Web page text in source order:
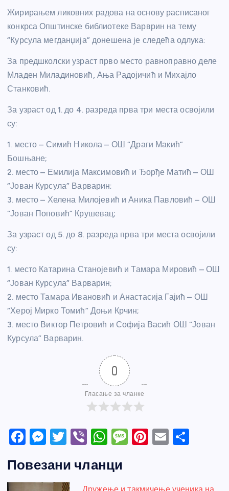
Жирирањем ликовних радова на основу расписаног
конкрса Општинске библиотеке Варврин на тему
“Курсула мегданџија” донешена је следећа одлука:
За предшколски узраст прво место равноправно деле
Младен Миладиновић, Ања Радојичић и Михајло
Станковић.
За узраст од 1. до 4. разреда прва три места освојили
су:
1. место – Симић Никола – ОШ “Драги Макић”
Бошњане;
2. место – Емилија Максимовић и Ђорђе Матић – ОШ
“Јован Курсула” Варварин;
3. место – Хелена Милојевић и Аника Павловић – ОШ
“Јован Поповић” Крушевац;
За узраст од 5. до 8. разреда прва три места освојили
су:
1. место Катарина Станојевић и Тамара Мировић – ОШ
“Јован Курсула” Варварин;
2. место Тамара Ивановић и Анастасија Гајић – ОШ
“Херој Мирко Томић” Доњи Крчин;
3. место Виктор Петровић и Софија Васић ОШ “Јован
Курсула” Варварин.
0
Гласање за чланке
F
c
e
M
ss
e
T
itt
er
Vi
er
W
at
s
M
a
Pi
e
E
e
Повезани чланци